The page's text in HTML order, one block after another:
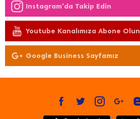
Instagram'da Takip Edin
Youtube Kanalımıza Abone Olun
Google Business Sayfamız